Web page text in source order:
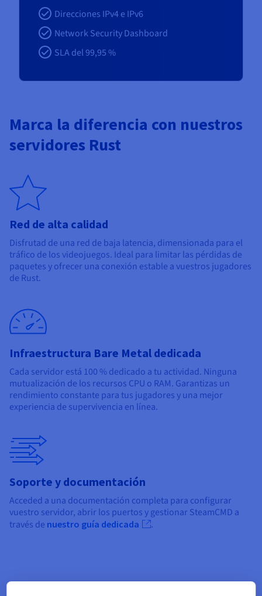
Direcciones IPv4 e IPv6
Network Security Dashboard
SLA del 99,95 %
Marca la diferencia con nuestros
servidores Rust
Infraestructura Bare Metal dedicada
Cada servidor está 100 % dedicado a tu actividad. Ninguna
mutualización de los recursos CPU o RAM. Garantizas un
rendimiento constante para tus jugadores y una mejor
experiencia de supervivencia en línea.
Red de alta calidad
Disfrutad de una red de baja latencia, dimensionada para el
tráfico de los videojuegos. Ideal para limitar las pérdidas de
paquetes y ofrecer una conexión estable a vuestros jugadores
de Rust.
Soporte y documentación
Acceded a una documentación completa para configurar
vuestro servidor, abrir los puertos y gestionar SteamCMD a
través de nuestro guía dedicada .